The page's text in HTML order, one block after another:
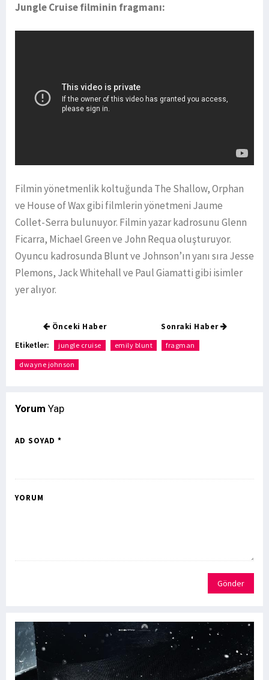
Jungle Cruise filminin fragmanı:
Filmin yönetmenlik koltuğunda The Shallow, Orphan
ve House of Wax gibi filmlerin yönetmeni Jaume
Collet-Serra bulunuyor. Filmin yazar kadrosunu Glenn
Ficarra, Michael Green ve John Requa oluşturuyor.
Oyuncu kadrosunda Blunt ve Johnson’ın yanı sıra Jesse
Plemons, Jack Whitehall ve Paul Giamatti gibi isimler
yer alıyor.
Önceki Haber Sonraki Haber
Etiketler: jungle cruise emily blunt fragman
dwayne johnson
Yorum Yap
AD SOYAD *
YORUM
Gönder